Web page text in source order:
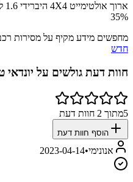
ארוך אולטימייט 4X4 היברידי 1.6 ליטר
35%
מחפשים מידע מקיף על מסירות
חדש
חוות דעת גולשים על יונדאי
5מתוך 2 חוות דעת
הוסף חוות דעת
אנונימי•
2023-04-14